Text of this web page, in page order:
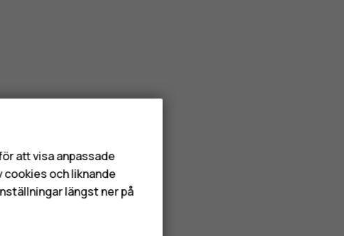
att visa anpassade
cookies och liknande
längst ner på